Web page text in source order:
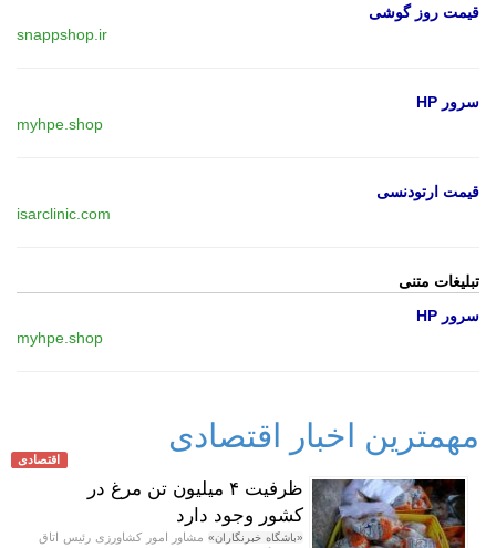
قیمت روز گوشی
snappshop.ir
سرور HP
myhpe.shop
قیمت ارتودنسی
isarclinic.com
تبلیغات متنی
سرور HP
myhpe.shop
مهمترین اخبار اقتصادی
اقتصادی
ظرفیت ۴ میلیون تن مرغ در
کشور وجود دارد
«باشگاه خبرنگاران»مشاور امور کشاورزی رئیس اتاق